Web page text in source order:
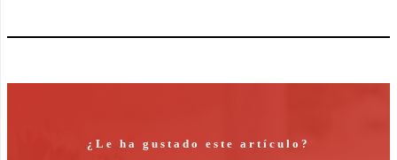
¿Le ha gustado este artículo?